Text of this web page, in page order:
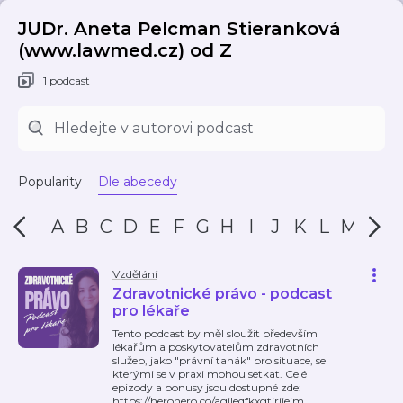
JUDr. Aneta Pelcman Stieranková
(www.lawmed.cz) od Z
1 podcast
Popularity Dle abecedy
A B C D E F G H I J K L M N
Vzdělání
Zdravotnické právo - podcast
pro lékaře
Tento podcast by měl sloužit především
lékařům a poskytovatelům zdravotních
služeb, jako "právní tahák" pro situace, se
kterými se v praxi mohou setkat. Celé
epizody a bonusy jsou dostupné zde: